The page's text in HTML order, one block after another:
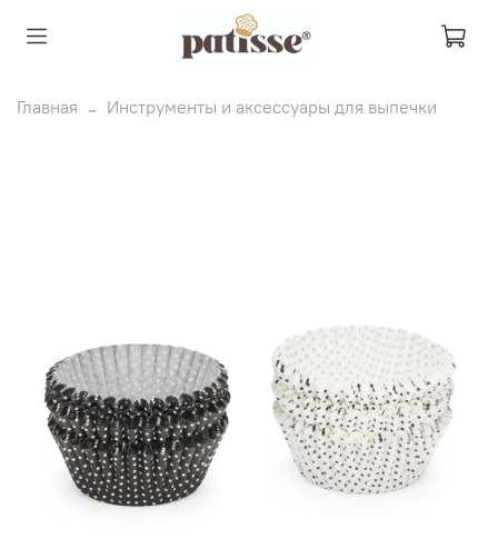
Главная Инструменты и аксессуары для выпечки